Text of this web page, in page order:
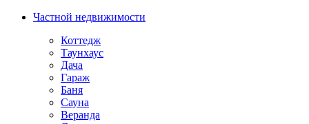
Частной недвижимости
Коттедж
Таунхаус
Дача
Гараж
Баня
Сауна
Веранда